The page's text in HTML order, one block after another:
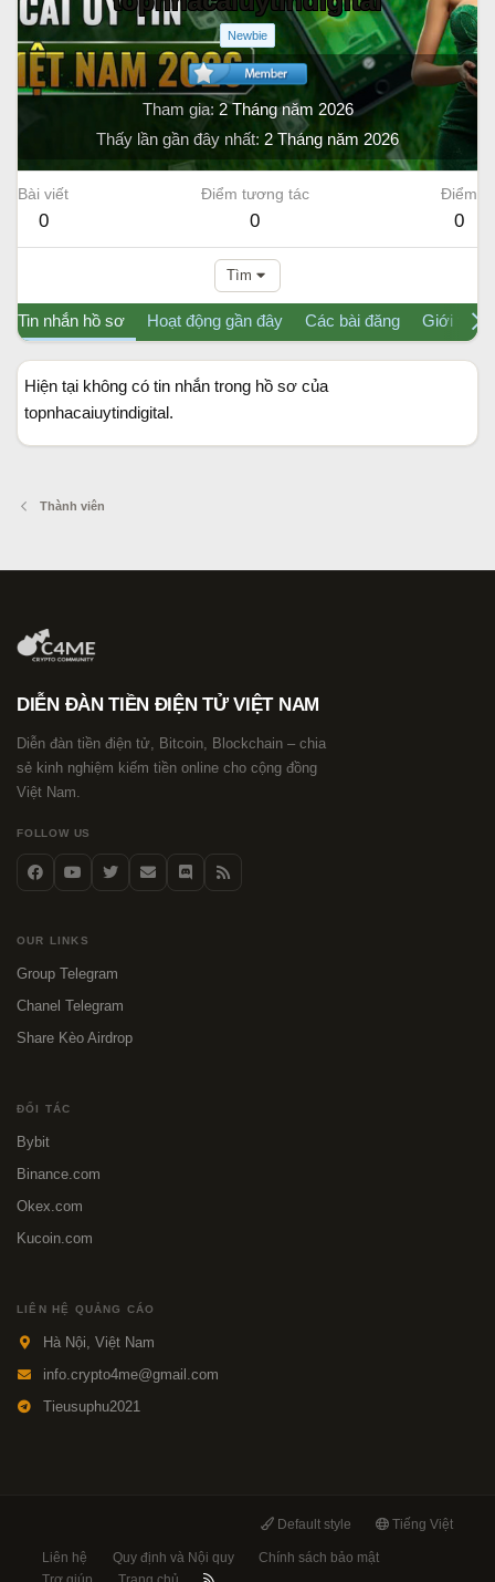
Newbie
Tham gia 2 Tháng năm 2026
Thấy lần gần đây nhất 2 Tháng năm 2026
Bài viết
0
Điểm tương tác
0
Điểm
0
Tìm
Tin nhắn hồ sơ Hoạt động gần đây Các bài đăng Giới thiệu
Hiện tại không có tin nhắn trong hồ sơ của
topnhacaiuytindigital.
Thành viên
DIỄN ĐÀN TIỀN ĐIỆN TỬ VIỆT NAM
Diễn đàn tiền điện tử, Bitcoin, Blockchain – chia
sẻ kinh nghiệm kiếm tiền online cho cộng đồng
Việt Nam.
FOLLOW US
OUR LINKS
Group Telegram
Chanel Telegram
Share Kèo Airdrop
ĐỐI TÁC
Bybit
Binance.com
Okex.com
Kucoin.com
LIÊN HỆ QUẢNG CÁO
Hà Nội, Việt Nam
info.crypto4me@gmail.com
Tieusuphu2021
Default style Tiếng Việt
Liên hệ Quy định và Nội quy
Chính sách bảo mật